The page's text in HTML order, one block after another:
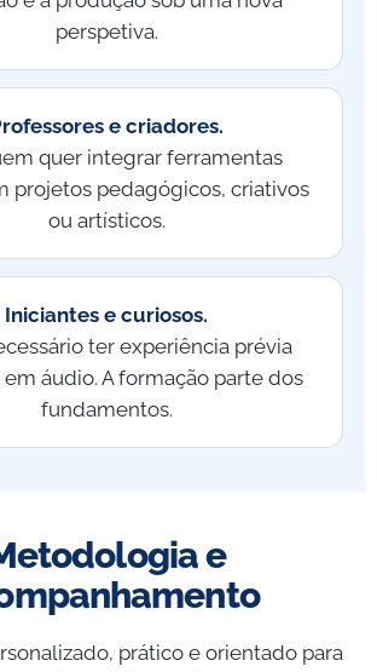
perspetiva.
e criadores.
quer integrar ferramentas
projetos pedagógicos, criativos
ou artísticos.
Iniciantes e curiosos.
ter experiência prévia
áudio. A formação parte dos
fundamentos.
e
prático e orientado para